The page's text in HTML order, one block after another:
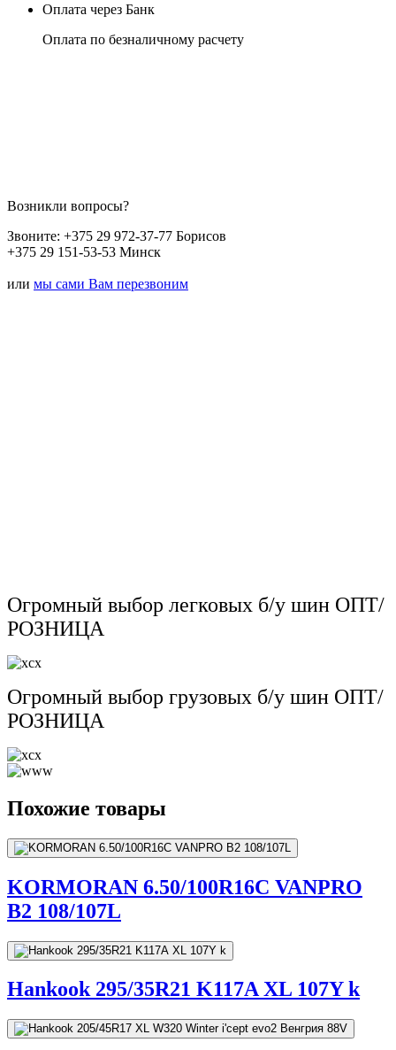
Оплата через Банк
Оплата по безналичному расчету
Возникли вопросы?
Звоните: +375 29 972-37-77 Борисов
+375 29 151-53-53 Минск
или мы сами Вам перезвоним
Огромный выбор легковых б/у шин ОПТ/
РОЗНИЦА
Огромный выбор грузовых б/у шин ОПТ/
РОЗНИЦА
Похожие товары
KORMORAN 6.50/100R16C VANPRO
B2 108/107L
Hankook 295/35R21 K117A XL 107Y k